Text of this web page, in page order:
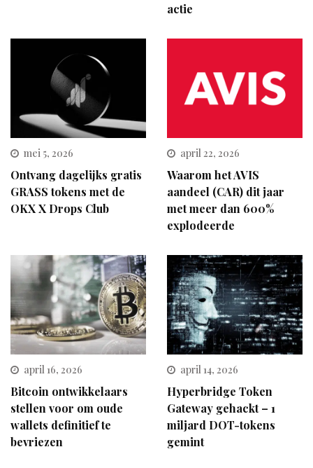
actie
mei 5, 2026
Ontvang dagelijks gratis
GRASS tokens met de
OKX X Drops Club
april 22, 2026
Waarom het AVIS
aandeel (CAR) dit jaar
met meer dan 600%
explodeerde
april 16, 2026
Bitcoin ontwikkelaars
stellen voor om oude
wallets definitief te
bevriezen
april 14, 2026
Hyperbridge Token
Gateway gehackt – 1
miljard DOT-tokens
gemint